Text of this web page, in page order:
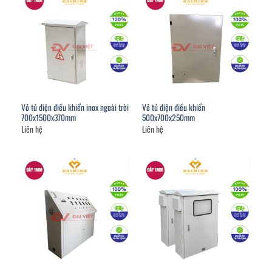
Vỏ tủ điện điều khiển inox ngoài trời
700x1500x370mm
Liên hệ
Vỏ tủ điện điều khiển
500x700x250mm
Liên hệ